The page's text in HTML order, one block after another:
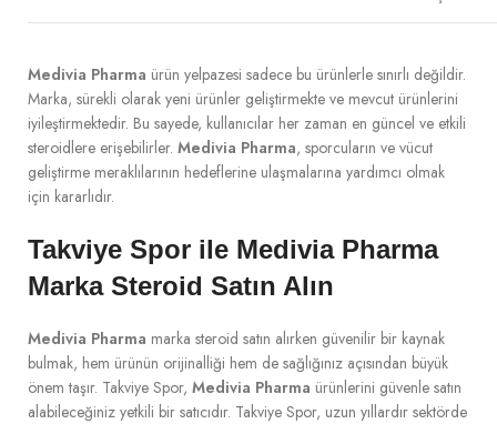
Medivia Pharma ürün yelpazesi sadece bu ürünlerle sınırlı değildir.
Marka, sürekli olarak yeni ürünler geliştirmekte ve mevcut ürünlerini
iyileştirmektedir. Bu sayede, kullanıcılar her zaman en güncel ve etkili
steroidlere erişebilirler. Medivia Pharma, sporcuların ve vücut
geliştirme meraklılarının hedeflerine ulaşmalarına yardımcı olmak
için kararlıdır.
Takviye Spor ile Medivia Pharma
Marka Steroid Satın Alın
Medivia Pharma marka steroid satın alırken güvenilir bir kaynak
bulmak, hem ürünün orijinalliği hem de sağlığınız açısından büyük
önem taşır. Takviye Spor, Medivia Pharma ürünlerini güvenle satın
alabileceğiniz yetkili bir satıcıdır. Takviye Spor, uzun yıllardır sektörde